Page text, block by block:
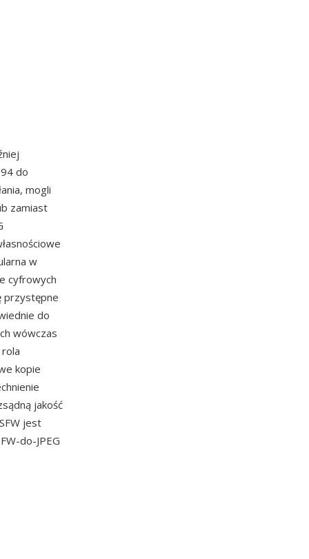
do
mogli
zamiast
w
cyfrowych
przystępne
do
wówczas
kopie
jakość
jest
do-JPEG